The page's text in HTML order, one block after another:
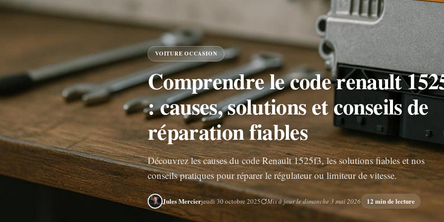
VOITURE OCCASION
Comprendre le code renault
: causes, solutions et conseils de
réparation fiables
Découvrez les causes du code Renault 1525f3, les solutions fiables et nos
conseils pratiques pour réparer le régulateur ou limiteur de vitesse.
Jules Mercierjeudi 30 octobre 2025 Mis à jour le dimanche 3 mai 2026 12 min de lecture